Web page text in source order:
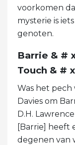
voorkomen
mysterie is
genoten.
Barrie & #
Touch & #
Was het pech
Davies om
D.H.
[Barrie] heeft
degenen van